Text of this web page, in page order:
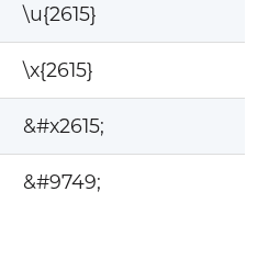
\u{2615}
\x{2615}
&#x2615;
&#9749;